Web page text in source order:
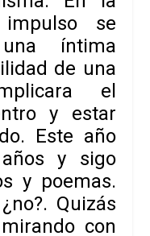
impulso se
íntima
de una
el
y estar
Este año
y sigo
y poemas.
Quizás
con